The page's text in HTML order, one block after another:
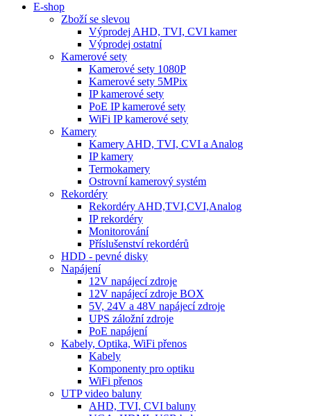
E-shop
Zboží se slevou
Výprodej AHD, TVI, CVI kamer
Výprodej ostatní
Kamerové sety
Kamerové sety 1080P
Kamerové sety 5MPix
IP kamerové sety
PoE IP kamerové sety
WiFi IP kamerové sety
Kamery
Kamery AHD, TVI, CVI a Analog
IP kamery
Termokamery
Ostrovní kamerový systém
Rekordéry
Rekordéry AHD,TVI,CVI,Analog
IP rekordéry
Monitorování
Příslušenství rekordérů
HDD - pevné disky
Napájení
12V napájecí zdroje
12V napájecí zdroje BOX
5V, 24V a 48V napájecí zdroje
UPS záložní zdroje
PoE napájení
Kabely, Optika, WiFi přenos
Kabely
Komponenty pro optiku
WiFi přenos
UTP video baluny
AHD, TVI, CVI baluny